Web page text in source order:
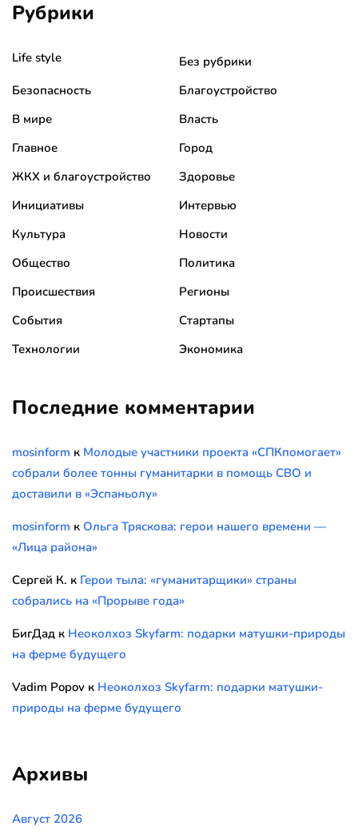
Рубрики
Life style
Без рубрики
Безопасность
Благоустройство
В мире
Власть
Главное
Город
ЖКХ и благоустройство
Здоровье
Инициативы
Интервью
Культура
Новости
Общество
Политика
Происшествия
Регионы
События
Стартапы
Технологии
Экономика
Последние комментарии
mosinform к Молодые участники проекта «СПКпомогает»
собрали более тонны гуманитарки в помощь СВО и
доставили в «Эспаньолу»
mosinform к Ольга Тряскова: герои нашего времени —
«Лица района»
Сергей К. к Герои тыла: «гуманитарщики» страны
собрались на «Прорыве года»
БигДад к Неоколхоз Skyfarm: подарки матушки-природы
на ферме будущего
Vadim Popov к Неоколхоз Skyfarm: подарки матушки-
природы на ферме будущего
Архивы
Август 2026